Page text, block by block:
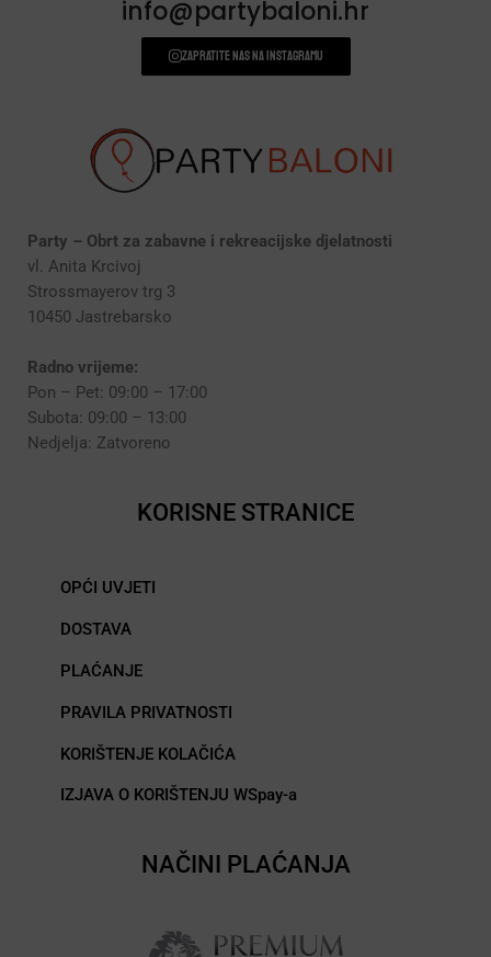
info@partybaloni.hr
Zapratite nas na instagramu
Party – Obrt za zabavne i rekreacijske djelatnosti
vl. Anita Krcivoj
Strossmayerov trg 3
10450 Jastrebarsko
Radno vrijeme:
Pon – Pet: 09:00 – 17:00
Subota: 09:00 – 13:00
Nedjelja: Zatvoreno
KORISNE STRANICE
OPĆI UVJETI
DOSTAVA
PLAĆANJE
PRAVILA PRIVATNOSTI
KORIŠTENJE KOLAČIĆA
IZJAVA O KORIŠTENJU WSpay-a
NAČINI PLAĆANJA